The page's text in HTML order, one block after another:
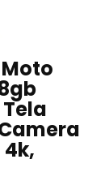
4k,